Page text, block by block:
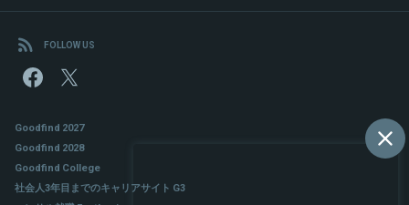
FOLLOW US
Goodfind 2027
Goodfind 2028
Goodfind College
社会人3年目までのキャリアサイト G3